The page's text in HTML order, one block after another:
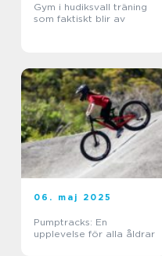
Gym i hudiksvall träning
som faktiskt blir av
06. maj 2025
Pumptracks: En
upplevelse för alla åldrar